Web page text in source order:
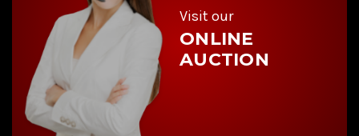
Visit our
ONLINE
AUCTION